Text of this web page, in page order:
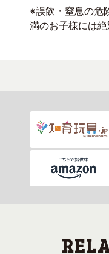
※誤飲・窒息の危
満のお子様には絶